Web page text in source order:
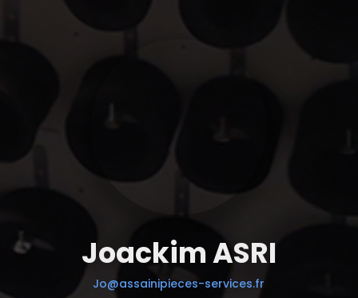
Joackim ASRI
Jo@assainipieces-services.fr